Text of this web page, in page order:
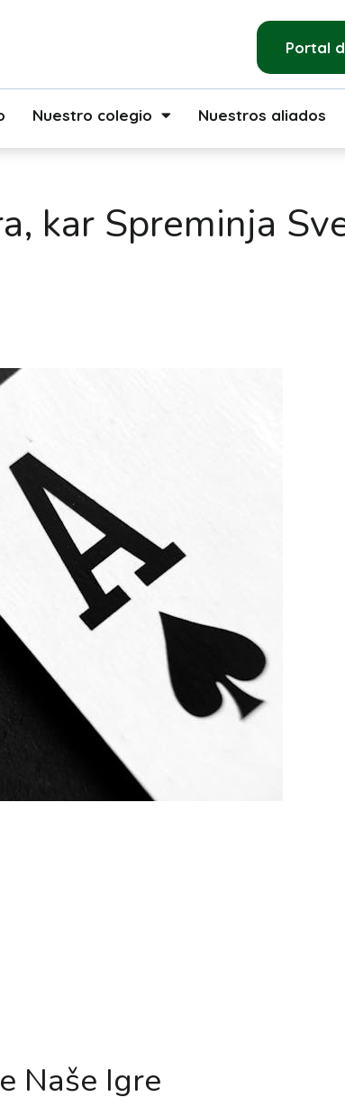
Portal
Nuestro colegio Nuestros aliados
kar Spreminja
Naše Igre